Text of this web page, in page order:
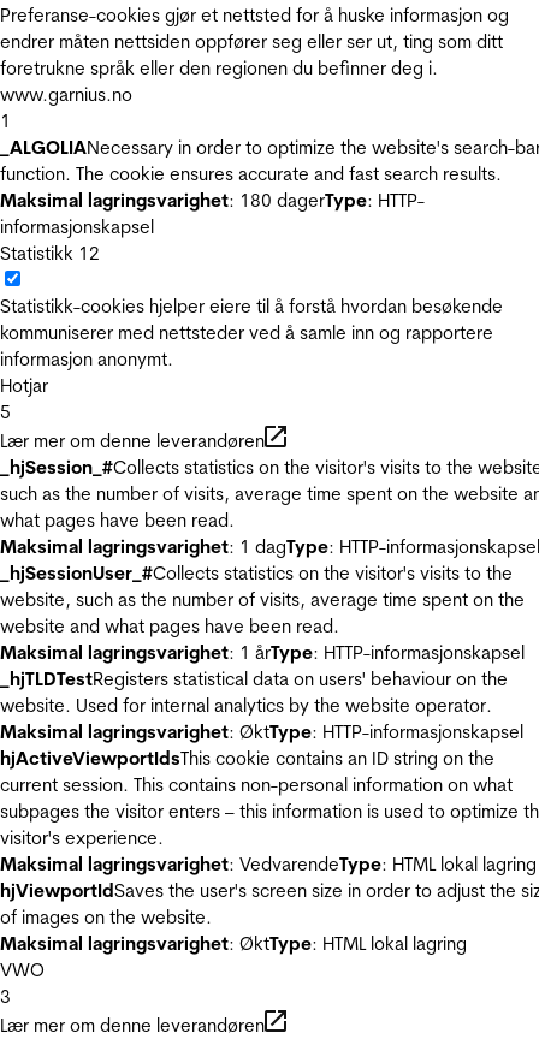
Preferanse-cookies gjør et nettsted for å huske informasjon og
endrer måten nettsiden oppfører seg eller ser ut, ting som ditt
foretrukne språk eller den regionen du befinner deg i.
www.garnius.no
1
_ALGOLIANecessary in order to optimize the website's search-
function. The cookie ensures accurate and fast search results.
Maksimal lagringsvarighet: 180 dagerType: HTTP-
informasjonskapsel
Statistikk 12
Statistikk-cookies hjelper eiere til å forstå hvordan besøkende
kommuniserer med nettsteder ved å samle inn og rapportere
informasjon anonymt.
Hotjar
5
Lær mer om denne leverandøren
_hjSession_#Collects statistics on the visitor's visits to the
such as the number of visits, average time spent on the website
what pages have been read.
Maksimal lagringsvarighet: 1 dagType: HTTP-informasjonskapsel
_hjSessionUser_#Collects statistics on the visitor's visits to the
website, such as the number of visits, average time spent on the
website and what pages have been read.
Maksimal lagringsvarighet: 1 årType: HTTP-informasjonskapsel
_hjTLDTestRegisters statistical data on users' behaviour on the
website. Used for internal analytics by the website operator.
Maksimal lagringsvarighet: ØktType: HTTP-informasjonskapsel
hjActiveViewportIdsThis cookie contains an ID string on the
current session. This contains non-personal information on what
subpages the visitor enters – this information is used to optimize
visitor's experience.
Maksimal lagringsvarighet: VedvarendeType: HTML lokal lagring
hjViewportIdSaves the user's screen size in order to adjust the
of images on the website.
Maksimal lagringsvarighet: ØktType: HTML lokal lagring
VWO
3
Lær mer om denne leverandøren